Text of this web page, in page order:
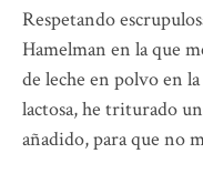
Respetando
Hamelman en la que
de leche en polvo en
lactosa, he triturado
añadido, para que no